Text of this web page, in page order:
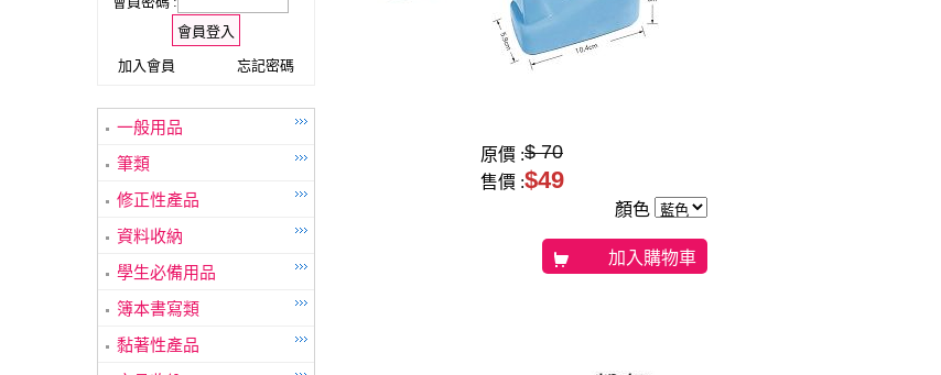
加入會員 忘記密碼
一般用品
筆類
修正性產品
資料收納
學生必備用品
簿本書寫類
黏著性產品
原價 :$ 70
售價 :$49
顏色
加入購物車